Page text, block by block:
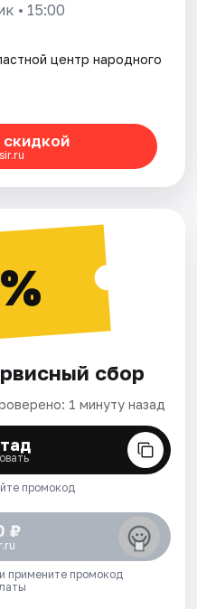
• 15:00
центр народного
сбор
1 минуту назад
промокод
₽
примените промокод